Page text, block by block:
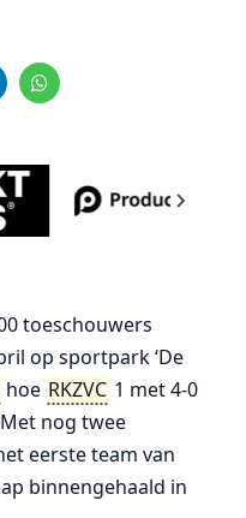
toeschouwers
op sportpark ‘De
hoe RKZVC 1 met 4-0
nog twee
eerste team van
binnengehaald in